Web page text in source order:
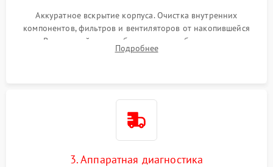
Аккуратное вскрытие корпуса. Очистка внутренних
компонентов, фильтров и вентиляторов от накопившейся
пыли. Визуальный осмотр блока питания, балласта лампы и
материнской платы на наличие прогаров или вздутых
Подробнее
3. Аппаратная диагностика